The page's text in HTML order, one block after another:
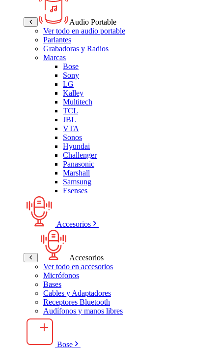
Audio Portable
Ver todo en audio portable
Parlantes
Grabadoras y Radios
Marcas
Bose
Sony
LG
Kalley
Multitech
TCL
JBL
VTA
Sonos
Hyundai
Challenger
Panasonic
Marshall
Samsung
Esenses
Accesorios
Accesorios
Ver todo en accesorios
Micrófonos
Bases
Cables y Adaptadores
Receptores Bluetooth
Audífonos y manos libres
Bose